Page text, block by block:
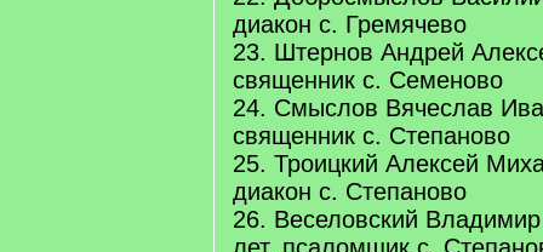
диакон с. Гремячево
23. Штернов Андрей
священник с. Семеново
24. Смыслов Вячеслав
священник с. Степаново
25. Троицкий Алексей
диакон с. Степаново
26. Веселовский